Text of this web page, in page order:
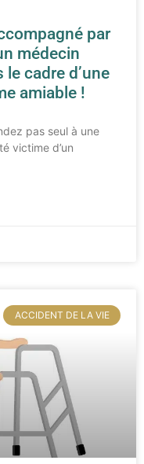
par
médecin
cadre d’une
amiable !
pas seul à une
victime d’un
ACCIDENT DE LA VIE